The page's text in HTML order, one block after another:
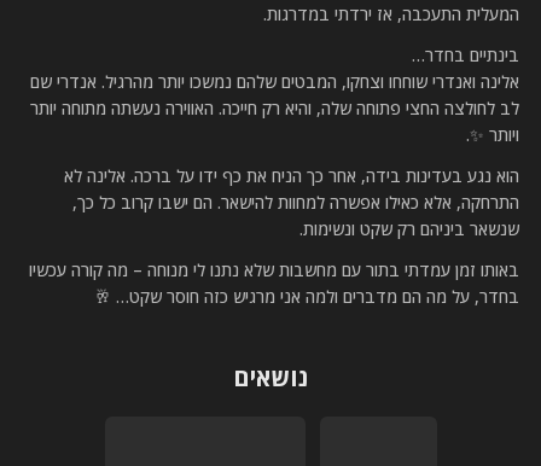
המעלית התעכבה, אז ירדתי במדרגות.
בינתיים בחדר…
אלינה ואנדרי שוחחו וצחקו, המבטים שלהם נמשכו יותר מהרגיל. אנדרי שם
לב לחולצה החצי פתוחה שלה, והיא רק חייכה. האווירה נעשתה מתוחה יותר
ויותר ✨.
הוא נגע בעדינות בידה, אחר כך הניח את כף ידו על ברכה. אלינה לא
התרחקה, אלא כאילו אפשרה למחוות להישאר. הם ישבו קרוב כל כך,
שנשאר ביניהם רק שקט ונשימות.
באותו זמן עמדתי בתור עם מחשבות שלא נתנו לי מנוחה – מה קורה עכשיו
בחדר, על מה הם מדברים ולמה אני מרגיש כזה חוסר שקט… 🥂
נושאים